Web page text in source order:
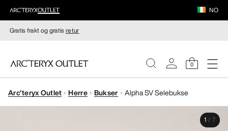
NO
Gratis frakt og gratisretur
0
DAMER
Arc'teryx Outlet Herre Bukser Alpha SV Selebukse
1 / 7